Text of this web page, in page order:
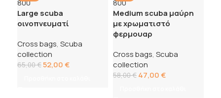
Large scuba
οινοπνευματί
Cross bags, Scuba
collection
65,00€52,00€
Medium scuba μαύρη
με χρωματιστό
φερμουαρ
Cross bags, Scuba
collection
58,00€ 47,00€